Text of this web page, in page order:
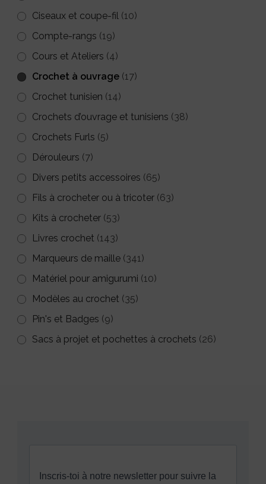
la
page
du
produit
Ciseaux et coupe-fil (10)
Compte-rangs (19)
Cours et Ateliers (4)
Crochet à ouvrage (17)
Crochet tunisien (14)
Crochets d’ouvrage et tunisiens (38)
Crochets Furls (5)
Dérouleurs (7)
Divers petits accessoires (65)
Fils à crocheter ou à tricoter (63)
Kits à crocheter (53)
Livres crochet (143)
Marqueurs de maille (341)
Matériel pour amigurumi (10)
Modèles au crochet (35)
Pin's et Badges (9)
Sacs à projet et pochettes à crochets (26)